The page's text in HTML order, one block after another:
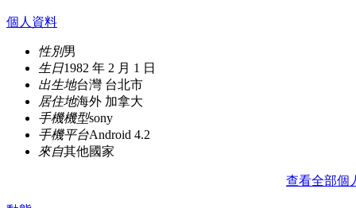
個人資料
性別男
生日1982 年 2 月 1 日
出生地台灣 台北市
居住地海外 加拿大
手機機型sony
手機平台Android 4.2
來自其他國家
查看全部個